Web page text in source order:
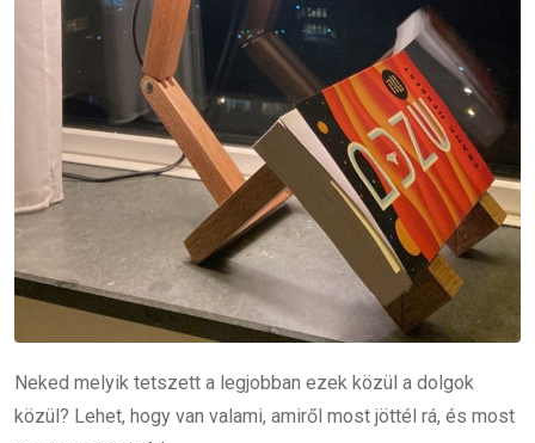
Neked melyik tetszett a legjobban ezek közül a dolgok
közül? Lehet, hogy van valami, amiről most jöttél rá, és most